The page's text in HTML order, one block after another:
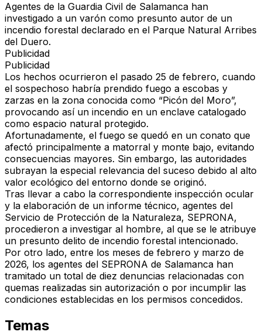
Agentes de la Guardia Civil de Salamanca han
investigado a un varón como presunto autor de un
incendio forestal declarado en el Parque Natural Arribes
del Duero.
Publicidad
Publicidad
Los hechos ocurrieron el pasado 25 de febrero, cuando
el sospechoso habría prendido fuego a escobas y
zarzas en la zona conocida como “Picón del Moro”,
provocando así un incendio en un enclave catalogado
como espacio natural protegido.
Afortunadamente, el fuego se quedó en un conato que
afectó principalmente a matorral y monte bajo, evitando
consecuencias mayores. Sin embargo, las autoridades
subrayan la especial relevancia del suceso debido al alto
valor ecológico del entorno donde se originó.
Tras llevar a cabo la correspondiente inspección ocular
y la elaboración de un informe técnico, agentes del
Servicio de Protección de la Naturaleza, SEPRONA,
procedieron a investigar al hombre, al que se le atribuye
un presunto delito de incendio forestal intencionado.
Por otro lado, entre los meses de febrero y marzo de
2026, los agentes del SEPRONA de Salamanca han
tramitado un total de diez denuncias relacionadas con
quemas realizadas sin autorización o por incumplir las
condiciones establecidas en los permisos concedidos.
Temas